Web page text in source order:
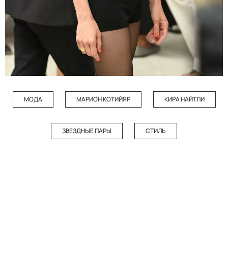
МОДА МАРИОН КОТИЙЯР КИРА НАЙТЛИ
ЗВЕЗДНЫЕ ПАРЫ СТИЛЬ